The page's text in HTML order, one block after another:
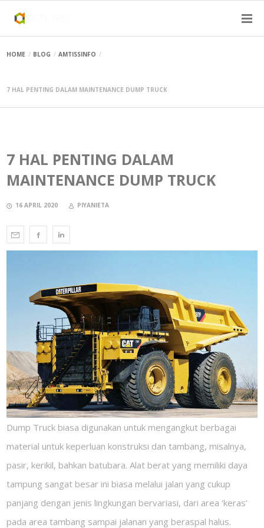
HOME BLOG AMTISSINFO
7 HAL PENTING DALAM MAINTENANCE DUMP TRUCK
7 HAL PENTING DALAM
MAINTENANCE DUMP TRUCK
16 APRIL 2020 PIYANIETA
Dump Truck biasa digunakan untuk mengangkut berbagai
material untuk keperluan konstruksi dan tambang, misalnya,
pasir, kerikil, bahkan batubara. Alat berat yang memiliki daya
tampung sangat besar ini biasa melalui jalan yang cukup
panjang dengan jenis lingkungan bervariasi, dari area ‘keras’
pada area tambang sampai jalanan yang beraspal halus.